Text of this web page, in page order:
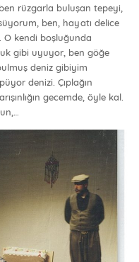
rüzgarla buluşan tepeyi,
ben, hayatı delice
O kendi boşluğunda
gibi uyuyor, ben göğe
deniz gibiyim
denizi. Çıplağın
gecemde, öyle kal.